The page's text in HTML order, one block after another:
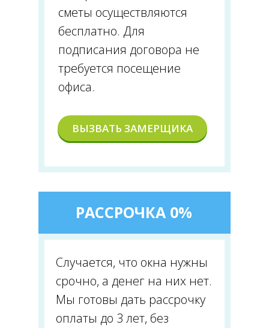
сметы осуществляются
бесплатно. Для
подписания договора не
требуется посещение
офиса.
ВЫЗВАТЬ ЗАМЕРЩИКА
Случается, что окна нужны
срочно, а денег на них нет.
Мы готовы дать рассрочку
оплаты до 3 лет, без
РАССРОЧКА 0%